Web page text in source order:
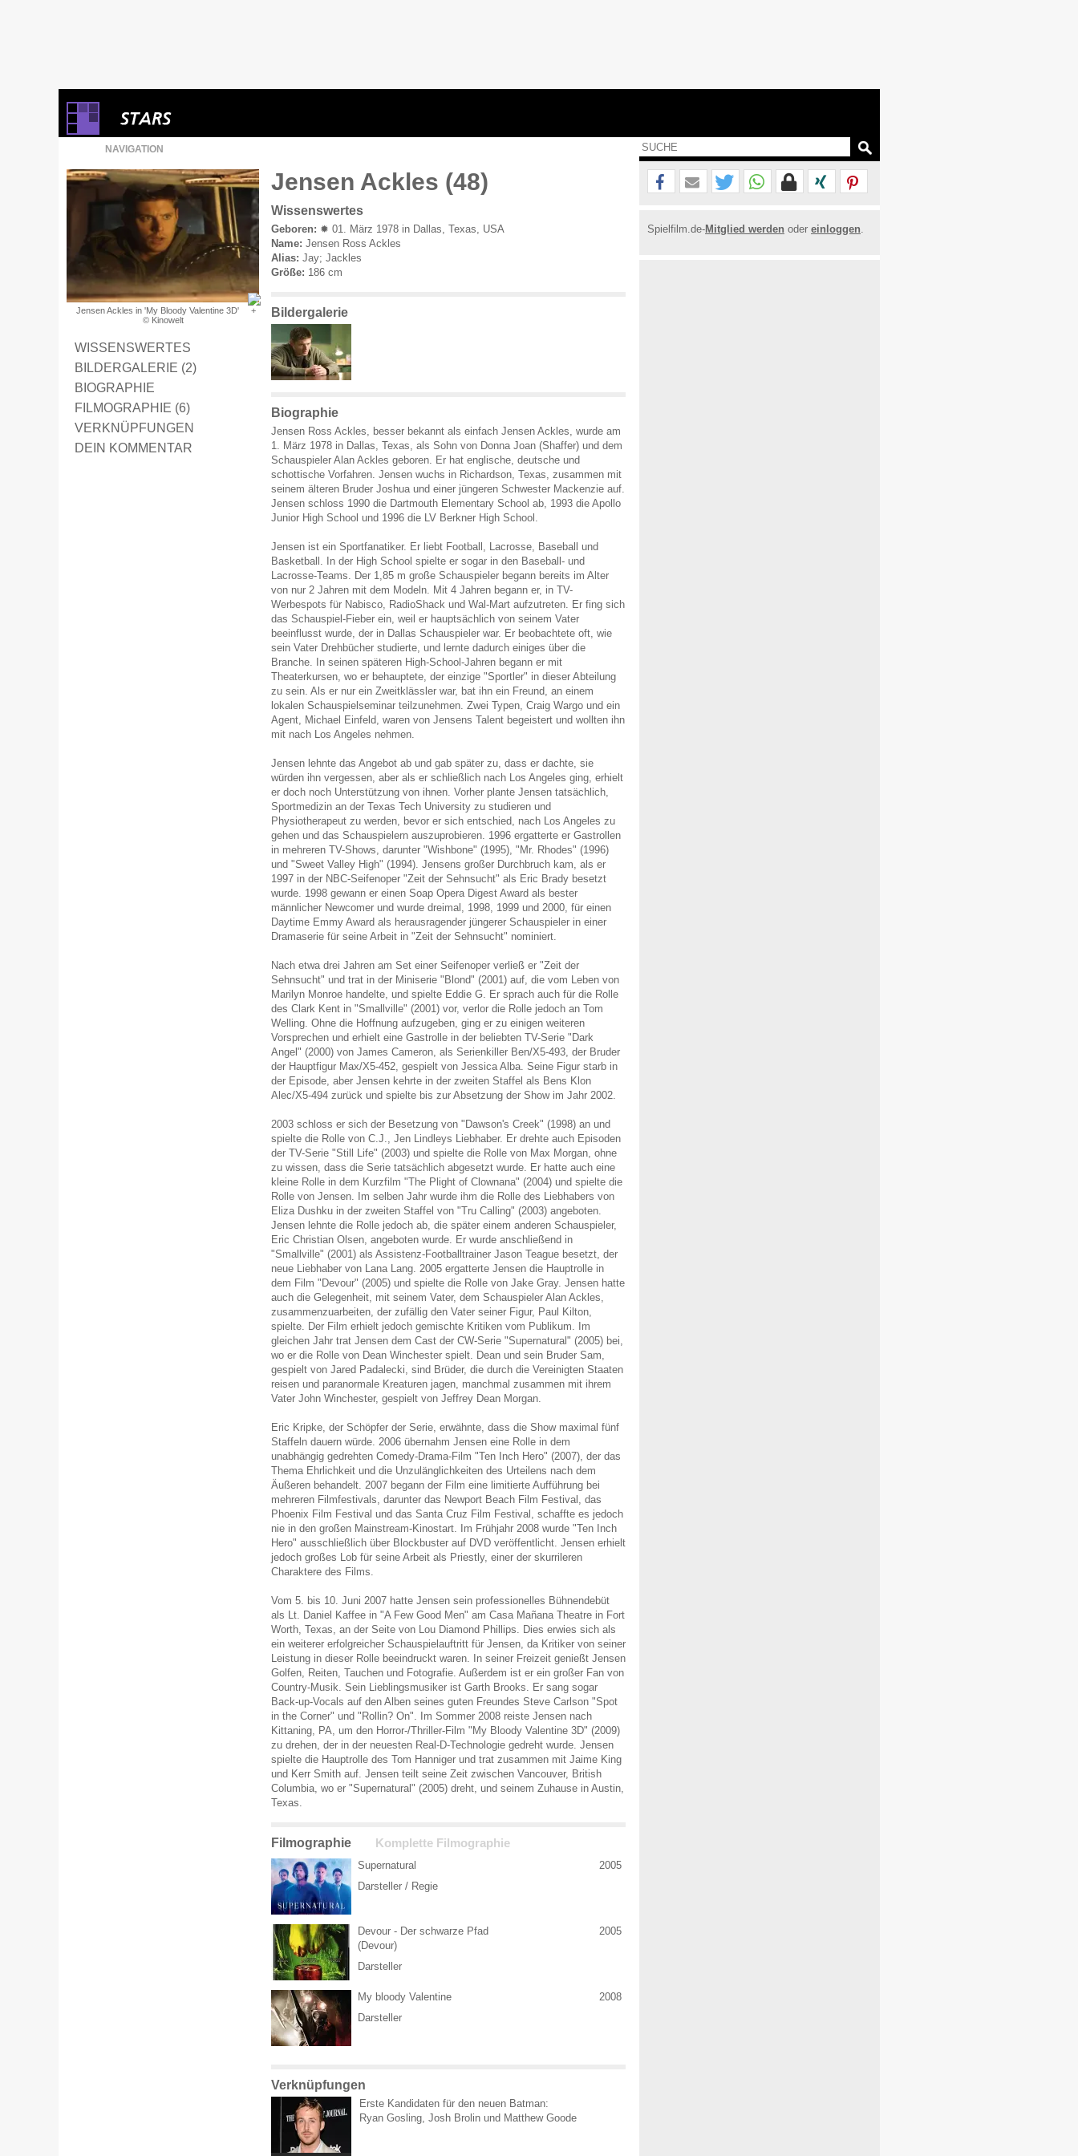
NAVIGATION
Jensen Ackles in 'My Bloody Valentine 3D'
© Kinowelt
WISSENSWERTES
BILDERGALERIE (2)
BIOGRAPHIE
FILMOGRAPHIE (6)
VERKNÜPFUNGEN
DEIN KOMMENTAR
Jensen Ackles (48)
Wissenswertes
Geboren: ✹ 01. März 1978 in Dallas, Texas, USA
Name: Jensen Ross Ackles
Alias: Jay; Jackles
Größe: 186 cm
Bildergalerie
Biographie
Jensen Ross Ackles, besser bekannt als einfach Jensen Ackles, wurde am
1. März 1978 in Dallas, Texas, als Sohn von Donna Joan (Shaffer) und dem
Schauspieler Alan Ackles geboren. Er hat englische, deutsche und
schottische Vorfahren. Jensen wuchs in Richardson, Texas, zusammen mit
seinem älteren Bruder Joshua und einer jüngeren Schwester Mackenzie auf.
Jensen schloss 1990 die Dartmouth Elementary School ab, 1993 die Apollo
Junior High School und 1996 die LV Berkner High School.
Jensen ist ein Sportfanatiker. Er liebt Football, Lacrosse, Baseball und
Basketball. In der High School spielte er sogar in den Baseball- und
Lacrosse-Teams. Der 1,85 m große Schauspieler begann bereits im Alter
von nur 2 Jahren mit dem Modeln. Mit 4 Jahren begann er, in TV-
Werbespots für Nabisco, RadioShack und Wal-Mart aufzutreten. Er fing sich
das Schauspiel-Fieber ein, weil er hauptsächlich von seinem Vater
beeinflusst wurde, der in Dallas Schauspieler war. Er beobachtete oft, wie
sein Vater Drehbücher studierte, und lernte dadurch einiges über die
Branche. In seinen späteren High-School-Jahren begann er mit
Theaterkursen, wo er behauptete, der einzige "Sportler" in dieser Abteilung
zu sein. Als er nur ein Zweitklässler war, bat ihn ein Freund, an einem
lokalen Schauspielseminar teilzunehmen. Zwei Typen, Craig Wargo und ein
Agent, Michael Einfeld, waren von Jensens Talent begeistert und wollten ihn
mit nach Los Angeles nehmen.
Jensen lehnte das Angebot ab und gab später zu, dass er dachte, sie
würden ihn vergessen, aber als er schließlich nach Los Angeles ging, erhielt
er doch noch Unterstützung von ihnen. Vorher plante Jensen tatsächlich,
Sportmedizin an der Texas Tech University zu studieren und
Physiotherapeut zu werden, bevor er sich entschied, nach Los Angeles zu
gehen und das Schauspielern auszuprobieren. 1996 ergatterte er Gastrollen
in mehreren TV-Shows, darunter "Wishbone" (1995), "Mr. Rhodes" (1996)
und "Sweet Valley High" (1994). Jensens großer Durchbruch kam, als er
1997 in der NBC-Seifenoper "Zeit der Sehnsucht" als Eric Brady besetzt
wurde. 1998 gewann er einen Soap Opera Digest Award als bester
männlicher Newcomer und wurde dreimal, 1998, 1999 und 2000, für einen
Daytime Emmy Award als herausragender jüngerer Schauspieler in einer
Dramaserie für seine Arbeit in "Zeit der Sehnsucht" nominiert.
Nach etwa drei Jahren am Set einer Seifenoper verließ er "Zeit der
Sehnsucht" und trat in der Miniserie "Blond" (2001) auf, die vom Leben von
Marilyn Monroe handelte, und spielte Eddie G. Er sprach auch für die Rolle
des Clark Kent in "Smallville" (2001) vor, verlor die Rolle jedoch an Tom
Welling. Ohne die Hoffnung aufzugeben, ging er zu einigen weiteren
Vorsprechen und erhielt eine Gastrolle in der beliebten TV-Serie "Dark
Angel" (2000) von James Cameron, als Serienkiller Ben/X5-493, der Bruder
der Hauptfigur Max/X5-452, gespielt von Jessica Alba. Seine Figur starb in
der Episode, aber Jensen kehrte in der zweiten Staffel als Bens Klon
Alec/X5-494 zurück und spielte bis zur Absetzung der Show im Jahr 2002.
2003 schloss er sich der Besetzung von "Dawson's Creek" (1998) an und
spielte die Rolle von C.J., Jen Lindleys Liebhaber. Er drehte auch Episoden
der TV-Serie "Still Life" (2003) und spielte die Rolle von Max Morgan, ohne
zu wissen, dass die Serie tatsächlich abgesetzt wurde. Er hatte auch eine
kleine Rolle in dem Kurzfilm "The Plight of Clownana" (2004) und spielte die
Rolle von Jensen. Im selben Jahr wurde ihm die Rolle des Liebhabers von
Eliza Dushku in der zweiten Staffel von "Tru Calling" (2003) angeboten.
Jensen lehnte die Rolle jedoch ab, die später einem anderen Schauspieler,
Eric Christian Olsen, angeboten wurde. Er wurde anschließend in
"Smallville" (2001) als Assistenz-Footballtrainer Jason Teague besetzt, der
neue Liebhaber von Lana Lang. 2005 ergatterte Jensen die Hauptrolle in
dem Film "Devour" (2005) und spielte die Rolle von Jake Gray. Jensen hatte
auch die Gelegenheit, mit seinem Vater, dem Schauspieler Alan Ackles,
zusammenzuarbeiten, der zufällig den Vater seiner Figur, Paul Kilton,
spielte. Der Film erhielt jedoch gemischte Kritiken vom Publikum. Im
gleichen Jahr trat Jensen dem Cast der CW-Serie "Supernatural" (2005) bei,
wo er die Rolle von Dean Winchester spielt. Dean und sein Bruder Sam,
gespielt von Jared Padalecki, sind Brüder, die durch die Vereinigten Staaten
reisen und paranormale Kreaturen jagen, manchmal zusammen mit ihrem
Vater John Winchester, gespielt von Jeffrey Dean Morgan.
Eric Kripke, der Schöpfer der Serie, erwähnte, dass die Show maximal fünf
Staffeln dauern würde. 2006 übernahm Jensen eine Rolle in dem
unabhängig gedrehten Comedy-Drama-Film "Ten Inch Hero" (2007), der das
Thema Ehrlichkeit und die Unzulänglichkeiten des Urteilens nach dem
Äußeren behandelt. 2007 begann der Film eine limitierte Aufführung bei
mehreren Filmfestivals, darunter das Newport Beach Film Festival, das
Phoenix Film Festival und das Santa Cruz Film Festival, schaffte es jedoch
nie in den großen Mainstream-Kinostart. Im Frühjahr 2008 wurde "Ten Inch
Hero" ausschließlich über Blockbuster auf DVD veröffentlicht. Jensen erhielt
jedoch großes Lob für seine Arbeit als Priestly, einer der skurrileren
Charaktere des Films.
Vom 5. bis 10. Juni 2007 hatte Jensen sein professionelles Bühnendebüt
als Lt. Daniel Kaffee in "A Few Good Men" am Casa Mañana Theatre in Fort
Worth, Texas, an der Seite von Lou Diamond Phillips. Dies erwies sich als
ein weiterer erfolgreicher Schauspielauftritt für Jensen, da Kritiker von seiner
Leistung in dieser Rolle beeindruckt waren. In seiner Freizeit genießt Jensen
Golfen, Reiten, Tauchen und Fotografie. Außerdem ist er ein großer Fan von
Country-Musik. Sein Lieblingsmusiker ist Garth Brooks. Er sang sogar
Back-up-Vocals auf den Alben seines guten Freundes Steve Carlson "Spot
in the Corner" und "Rollin? On". Im Sommer 2008 reiste Jensen nach
Kittaning, PA, um den Horror-/Thriller-Film "My Bloody Valentine 3D" (2009)
zu drehen, der in der neuesten Real-D-Technologie gedreht wurde. Jensen
spielte die Hauptrolle des Tom Hanniger und trat zusammen mit Jaime King
und Kerr Smith auf. Jensen teilt seine Zeit zwischen Vancouver, British
Columbia, wo er "Supernatural" (2005) dreht, und seinem Zuhause in Austin,
Texas.
Filmographie Komplette Filmographie
Supernatural
Darsteller / Regie
2005
Devour - Der schwarze Pfad
(Devour)
Darsteller
2005
My bloody Valentine
Darsteller
2008
Verknüpfungen
Erste Kandidaten für den neuen Batman:
Ryan Gosling, Josh Brolin und Matthew Goode
Spielfilm.de-Mitglied werden oder einloggen.